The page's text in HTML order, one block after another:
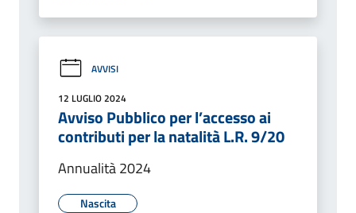
AVVISI
12 LUGLIO 2024
Avviso Pubblico per l’accesso ai
contributi per la natalità L.R. 9/20
Annualità 2024
Nascita